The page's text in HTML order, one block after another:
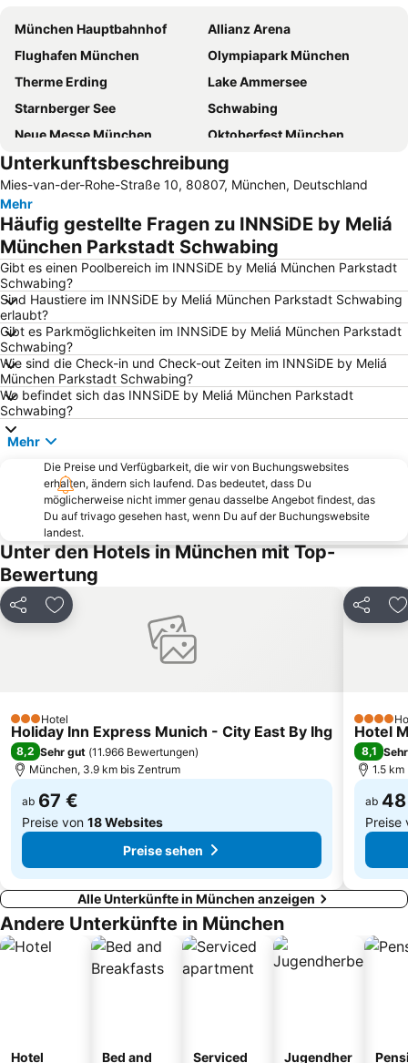
München Hauptbahnhof
Allianz Arena
Flughafen München
Olympiapark München
Therme Erding
Lake Ammersee
Starnberger See
Schwabing
Neue Messe München
Oktoberfest München
Marienplatz
Starnberger See
Theresienwiese
Olympiahalle München
Klinikum Großhadern Metro Station
Bahnhof München Ost
Bogenhausen
Pasing-Obermenzing
Viktualienmarkt
Sendling-Westpark
U-Bahn
Altstadt-Lehel
BMW Park
Sendlinger Tor
Tierpark Hellabrunn
Aubing-Lochhausen-Langwied
Au-Haidhausen
Bahnhof München-Pasing
Englischer Garten
Maxvorstadt
Deutsches Theater München
BMW Welt
Karlsplatz - Stachus
Bavaria Filmstadt
Deutsches Museum
Kaltenberger Ritterturnier
Berg am Laim
Garching-Hochbrück Metro Station
Solln
Bavaria
Arabellapark Metro Station
Unterkunftsbeschreibung
Mies-van-der-Rohe-Straße 10, 80807, München, Deutschland
Mehr
Häufig gestellte Fragen zu INNSiDE by Meliá
München Parkstadt Schwabing
Gibt es einen Poolbereich im INNSiDE by Meliá München Parkstadt
Schwabing?
Sind Haustiere im INNSiDE by Meliá München Parkstadt Schwabing
erlaubt?
Gibt es Parkmöglichkeiten im INNSiDE by Meliá München Parkstadt
Schwabing?
Wie sind die Check-in und Check-out Zeiten im INNSiDE by Meliá
München Parkstadt Schwabing?
Wo befindet sich das INNSiDE by Meliá München Parkstadt
Schwabing?
Mehr
Die Preise und Verfügbarkeit, die wir von Buchungswebsites
erhalten, ändern sich laufend. Das bedeutet, dass Du
möglicherweise nicht immer genau dasselbe Angebot findest, das
Du auf trivago gesehen hast, wenn Du auf der Buchungswebsite
landest.
Unter den Hotels in München mit Top-
Bewertung
Teilen Zu Favoriten hinzufügen
3 Sterne
Hotel
Holiday Inn Express Munich - City East By Ihg
8,2 Sehr gut (11.966 Bewertungen)
München, 3.9 km bis Zentrum
ab 67 €
Preise von 18 Websites
Preise sehen
Teilen
4 Sterne
Hotel
8,1
1.5
ab
Preise
Alle Unterkünfte in München anzeigen
Andere Unterkünfte in München
Hotel
Bed and
Serviced
Jugendher